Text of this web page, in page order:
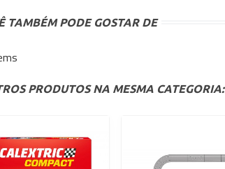
TAMBÉM PODE GOSTAR DE
PRODUTOS NA MESMA CATEGORIA: